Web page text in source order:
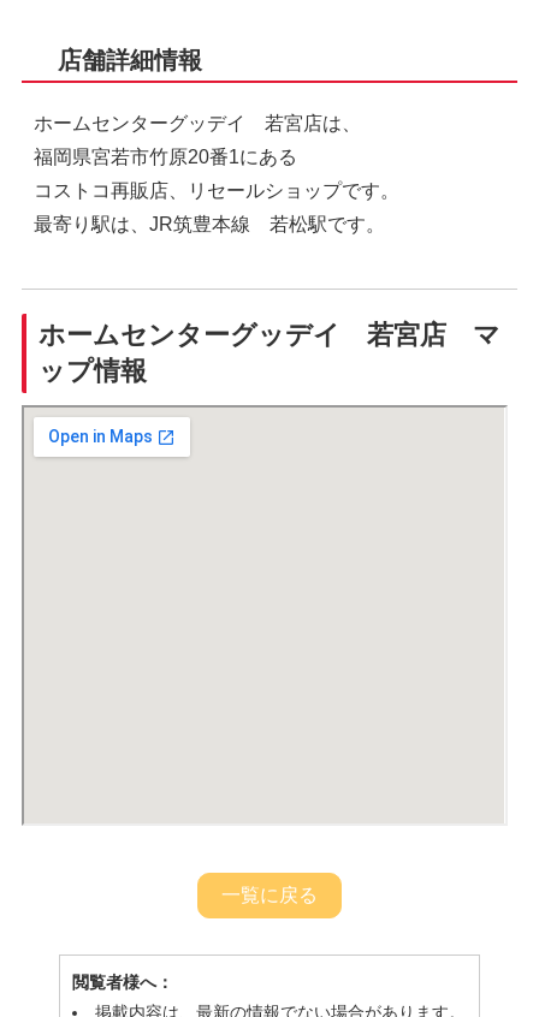
店舗詳細情報
ホームセンターグッデイ 若宮店は、
福岡県宮若市竹原20番1にある
コストコ再販店、リセールショップです。
最寄り駅は、JR筑豊本線 若松駅です。
ホームセンターグッデイ 若宮店 マ
ップ情報
一覧に戻る
閲覧者様へ：
掲載内容は、最新の情報でない場合があります。